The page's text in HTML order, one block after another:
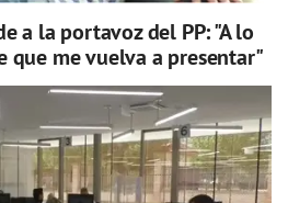
a la portavoz del PP: "A lo
que me vuelva a presentar"